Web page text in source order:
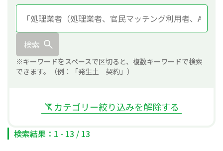
検索
※キーワードをスペースで区切ると、複数キーワードで検索
できます。（例：「発生土 契約」）
カテゴリー絞り込みを解除する
検索結果：1 - 13 / 13